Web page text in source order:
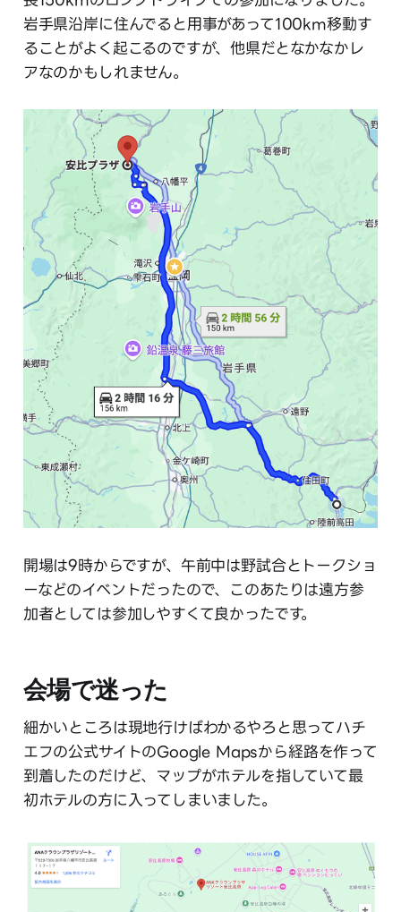
岩手県沿岸に住んでると用事があって100km移動す
ることがよく起こるのですが、他県だとなかなかレ
アなのかもしれません。
開場は9時からですが、午前中は野試合とトークショ
ーなどのイベントだったので、このあたりは遠方参
加者としては参加しやすくて良かったです。
会場で迷った
細かいところは現地行けばわかるやろと思ってハチ
エフの公式サイトのGoogle Mapsから経路を作って
到着したのだけど、マップがホテルを指していて最
初ホテルの方に入ってしまいました。